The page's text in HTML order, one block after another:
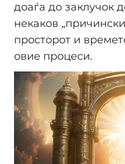
доаѓа до заклучок
некаков
просторот и
овие процеси.